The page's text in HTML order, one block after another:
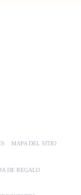
MAPA DEL SITIO
DE REGALO